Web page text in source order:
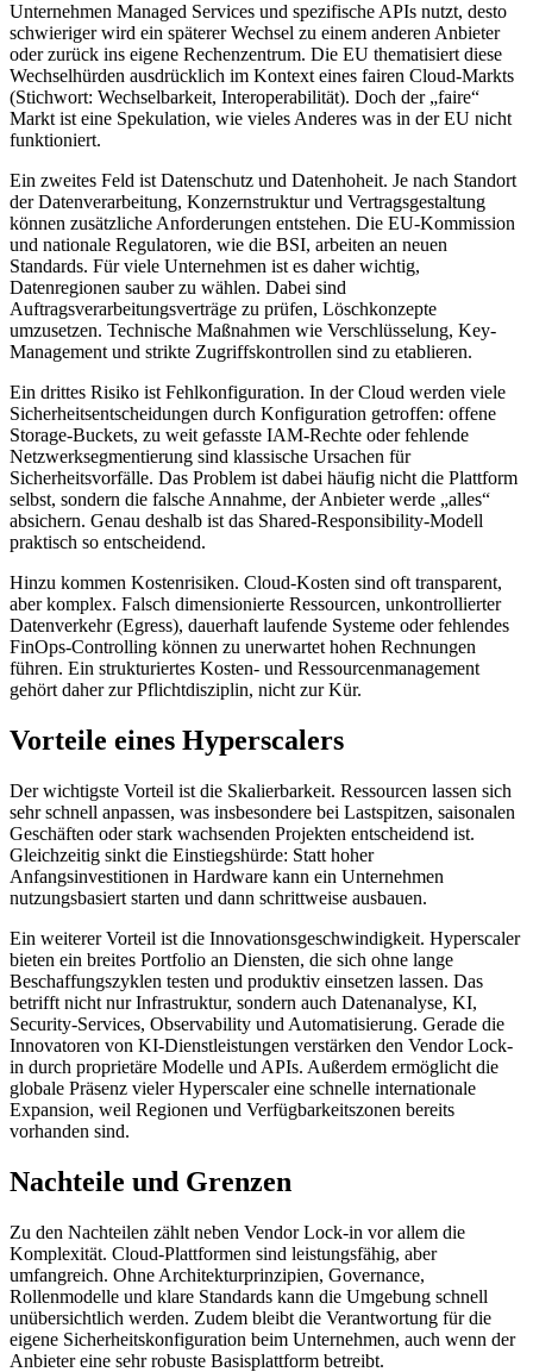
Unternehmen Managed Services und spezifische APIs nutzt, desto
schwieriger wird ein späterer Wechsel zu einem anderen Anbieter
oder zurück ins eigene Rechenzentrum. Die EU thematisiert diese
Wechselhürden ausdrücklich im Kontext eines fairen Cloud-Markts
(Stichwort: Wechselbarkeit, Interoperabilität). Doch der „faire“
Markt ist eine Spekulation, wie vieles Anderes was in der EU nicht
funktioniert.
Ein zweites Feld ist Datenschutz und Datenhoheit. Je nach Standort
der Datenverarbeitung, Konzernstruktur und Vertragsgestaltung
können zusätzliche Anforderungen entstehen. Die EU-Kommission
und nationale Regulatoren, wie die BSI, arbeiten an neuen
Standards. Für viele Unternehmen ist es daher wichtig,
Datenregionen sauber zu wählen. Dabei sind
Auftragsverarbeitungsverträge zu prüfen, Löschkonzepte
umzusetzen. Technische Maßnahmen wie Verschlüsselung, Key-
Management und strikte Zugriffskontrollen sind zu etablieren.
Ein drittes Risiko ist Fehlkonfiguration. In der Cloud werden viele
Sicherheitsentscheidungen durch Konfiguration getroffen: offene
Storage-Buckets, zu weit gefasste IAM-Rechte oder fehlende
Netzwerksegmentierung sind klassische Ursachen für
Sicherheitsvorfälle. Das Problem ist dabei häufig nicht die Plattform
selbst, sondern die falsche Annahme, der Anbieter werde „alles“
absichern. Genau deshalb ist das Shared-Responsibility-Modell
praktisch so entscheidend.
Hinzu kommen Kostenrisiken. Cloud-Kosten sind oft transparent,
aber komplex. Falsch dimensionierte Ressourcen, unkontrollierter
Datenverkehr (Egress), dauerhaft laufende Systeme oder fehlendes
FinOps-Controlling können zu unerwartet hohen Rechnungen
führen. Ein strukturiertes Kosten- und Ressourcenmanagement
gehört daher zur Pflichtdisziplin, nicht zur Kür.
Vorteile eines Hyperscalers
Der wichtigste Vorteil ist die Skalierbarkeit. Ressourcen lassen sich
sehr schnell anpassen, was insbesondere bei Lastspitzen, saisonalen
Geschäften oder stark wachsenden Projekten entscheidend ist.
Gleichzeitig sinkt die Einstiegshürde: Statt hoher
Anfangsinvestitionen in Hardware kann ein Unternehmen
nutzungsbasiert starten und dann schrittweise ausbauen.
Ein weiterer Vorteil ist die Innovationsgeschwindigkeit. Hyperscaler
bieten ein breites Portfolio an Diensten, die sich ohne lange
Beschaffungszyklen testen und produktiv einsetzen lassen. Das
betrifft nicht nur Infrastruktur, sondern auch Datenanalyse, KI,
Security-Services, Observability und Automatisierung. Gerade die
Innovatoren von KI-Dienstleistungen verstärken den Vendor Lock-
in durch proprietäre Modelle und APIs. Außerdem ermöglicht die
globale Präsenz vieler Hyperscaler eine schnelle internationale
Expansion, weil Regionen und Verfügbarkeitszonen bereits
vorhanden sind.
Nachteile und Grenzen
Zu den Nachteilen zählt neben Vendor Lock-in vor allem die
Komplexität. Cloud-Plattformen sind leistungsfähig, aber
umfangreich. Ohne Architekturprinzipien, Governance,
Rollenmodelle und klare Standards kann die Umgebung schnell
unübersichtlich werden. Zudem bleibt die Verantwortung für die
eigene Sicherheitskonfiguration beim Unternehmen, auch wenn der
Anbieter eine sehr robuste Basisplattform betreibt.